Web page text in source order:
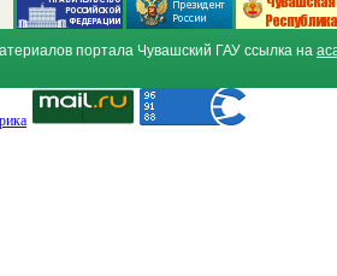
портала Чувашский ГАУ ссылка на